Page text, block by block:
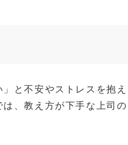
と不安やストレスを抱え
、教え方が下手な上司の